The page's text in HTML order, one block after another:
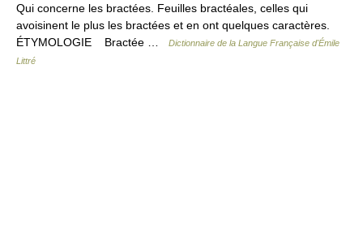
Qui concerne les bractées. Feuilles bractéales, celles qui
avoisinent le plus les bractées et en ont quelques caractères.
ÉTYMOLOGIE Bractée …
Dictionnaire de la Langue Française d'Émile
Littré